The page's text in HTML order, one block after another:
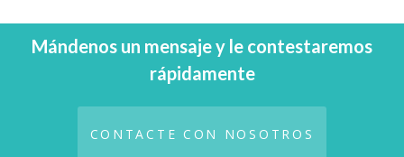
Mándenos un mensaje y le contestaremos
rápidamente
CONTACTE CON NOSOTROS